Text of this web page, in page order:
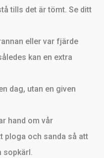
tills det är tömt. Se ditt
eller var fjärde
kan en extra
dag, utan en given
hand om vår
ploga och sanda så att
sopkärl.